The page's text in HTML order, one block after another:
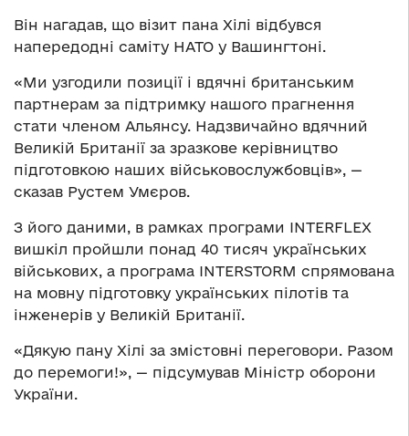
Він нагадав, що візит пана Хілі відбувся
напередодні саміту НАТО у Вашингтоні.
«Ми узгодили позиції і вдячні британським
партнерам за підтримку нашого прагнення
стати членом Альянсу. Надзвичайно вдячний
Великій Британії за зразкове керівництво
підготовкою наших військовослужбовців», —
сказав Рустем Умєров.
З його даними, в рамках програми INTERFLEX
вишкіл пройшли понад 40 тисяч українських
військових, а програма INTERSTORM спрямована
на мовну підготовку українських пілотів та
інженерів у Великій Британії.
«Дякую пану Хілі за змістовні переговори. Разом
до перемоги!», — підсумував Міністр оборони
України.